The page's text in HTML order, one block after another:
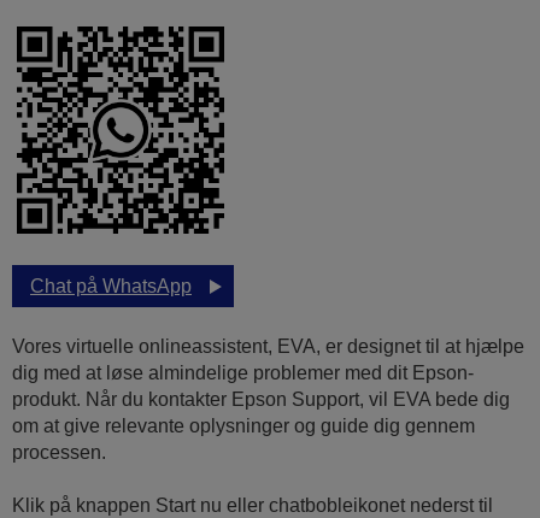
Chat på WhatsApp
Vores virtuelle onlineassistent, EVA, er designet til at hjælpe
dig med at løse almindelige problemer med dit Epson-
produkt. Når du kontakter Epson Support, vil EVA bede dig
om at give relevante oplysninger og guide dig gennem
processen.
Klik på knappen Start nu eller chatbobleikonet nederst til